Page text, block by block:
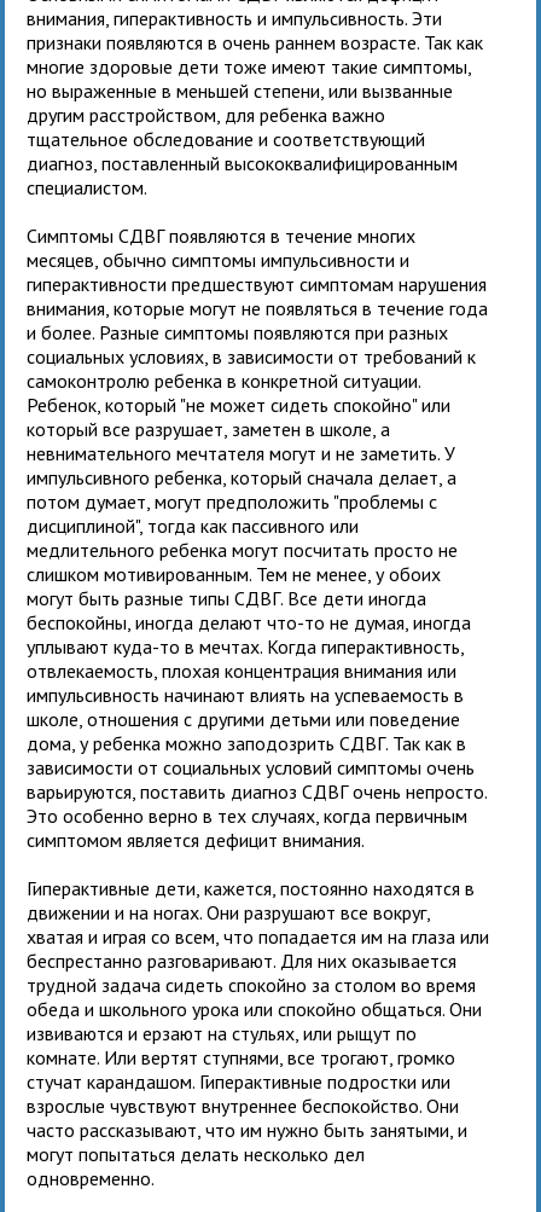
внимания, гиперактивность и импульсивность. Эти
признаки появляются в очень раннем возрасте. Так как
многие здоровые дети тоже имеют такие симптомы,
но выраженные в меньшей степени, или вызванные
другим расстройством, для ребенка важно
тщательное обследование и соответствующий
диагноз, поставленный высококвалифицированным
специалистом.
Симптомы СДВГ появляются в течение многих
месяцев, обычно симптомы импульсивности и
гиперактивности предшествуют симптомам нарушения
внимания, которые могут не появляться в течение года
и более. Разные симптомы появляются при разных
социальных условиях, в зависимости от требований к
самоконтролю ребенка в конкретной ситуации.
Ребенок, который "не может сидеть спокойно" или
который все разрушает, заметен в школе, а
невнимательного мечтателя могут и не заметить. У
импульсивного ребенка, который сначала делает, а
потом думает, могут предположить "проблемы с
дисциплиной", тогда как пассивного или
медлительного ребенка могут посчитать просто не
слишком мотивированным. Тем не менее, у обоих
могут быть разные типы СДВГ. Все дети иногда
беспокойны, иногда делают что-то не думая, иногда
уплывают куда-то в мечтах. Когда гиперактивность,
отвлекаемость, плохая концентрация внимания или
импульсивность начинают влиять на успеваемость в
школе, отношения с другими детьми или поведение
дома, у ребенка можно заподозрить СДВГ. Так как в
зависимости от социальных условий симптомы очень
варьируются, поставить диагноз СДВГ очень непросто.
Это особенно верно в тех случаях, когда первичным
симптомом является дефицит внимания.
Гиперактивные дети, кажется, постоянно находятся в
движении и на ногах. Они разрушают все вокруг,
хватая и играя со всем, что попадается им на глаза или
беспрестанно разговаривают. Для них оказывается
трудной задача сидеть спокойно за столом во время
обеда и школьного урока или спокойно общаться. Они
извиваются и ерзают на стульях, или рыщут по
комнате. Или вертят ступнями, все трогают, громко
стучат карандашом. Гиперактивные подростки или
взрослые чувствуют внутреннее беспокойство. Они
часто рассказывают, что им нужно быть занятыми, и
могут попытаться делать несколько дел
одновременно.